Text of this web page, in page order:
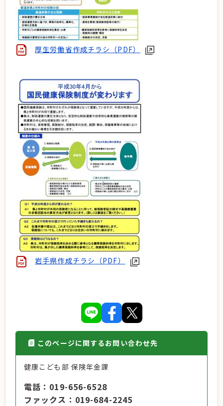
厚生労働省作成チラシ（PDF）
岩手県作成チラシ（PDF）
このページに関するお問い合わせ先
健康こども部 保険年金課
電話
019-656-6528
ファックス
019-684-2245